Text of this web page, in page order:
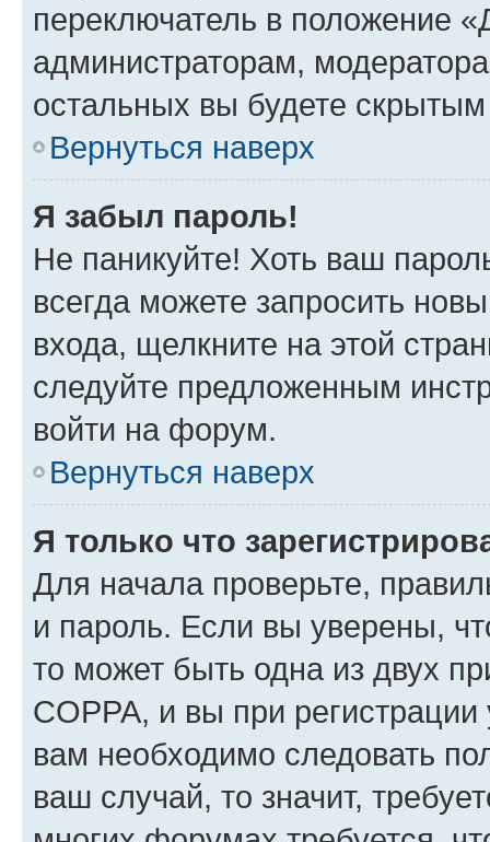
переключатель в положение
администраторам,
остальных вы будете
Вернуться наверх
Я забыл пароль!
Не паникуйте! Хоть ваш
всегда можете запросить
входа, щелкните на этой
следуйте предложенным
войти на форум.
Вернуться наверх
Я только что
Для начала проверьте,
и пароль. Если вы уверены,
то может быть одна из двух
COPPA, и вы при
вам необходимо следовать
ваш случай, то значит,